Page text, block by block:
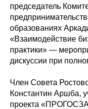
председатель
образованиях
«Взаимодействие
практики» —
дискуссии при
Член Совета
Константин Аршба,
проекта